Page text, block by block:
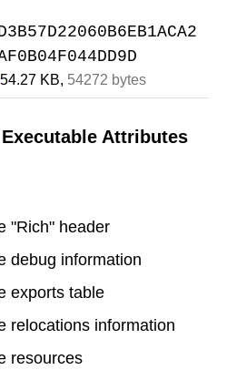
54.27 KB, 54272 bytes
Attributes
"Rich" header
debug information
exports table
relocations information
resources